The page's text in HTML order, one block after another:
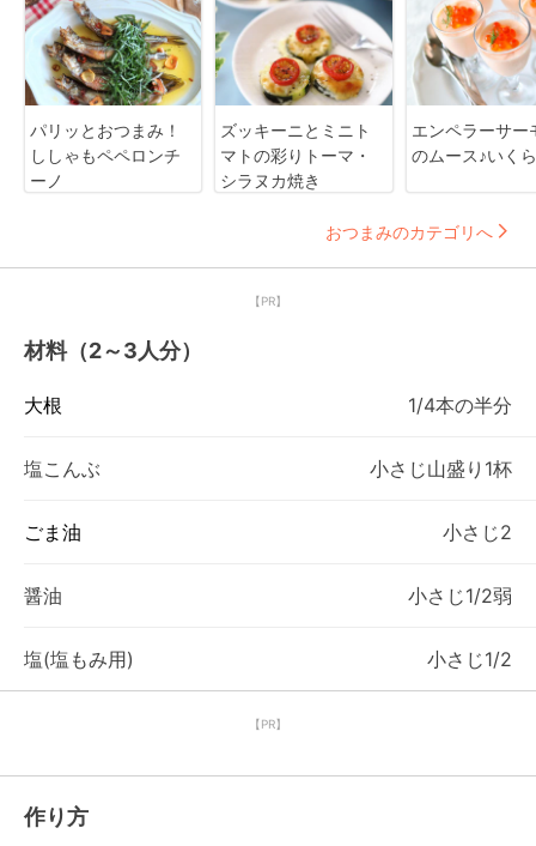
パリッとおつまみ！
ししゃもペペロンチ
ーノ
ズッキーニとミニト
マトの彩りトーマ・
シラヌカ焼き
エンペラーサー
のムース♪いく
おつまみのカテゴリへ
【PR】
材料（2～3人分）
大根 1/4本の半分
塩こんぶ 小さじ山盛り1杯
ごま油 小さじ2
醤油 小さじ1/2弱
塩(塩もみ用) 小さじ1/2
【PR】
作り方